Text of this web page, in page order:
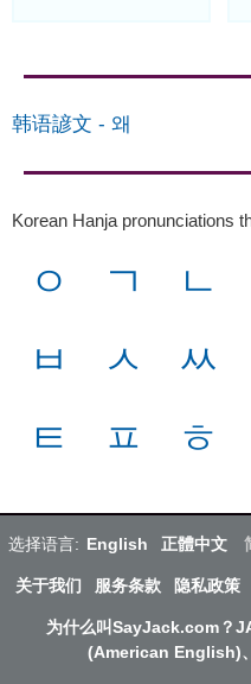
韩语諺文 - 왜
Korean Hanja pronunciations
ㅇ ㄱ ㄴ
ㅂ
ㅅ ㅆ
ㅌ
ㅍ ㅎ
选择语言: English 正體中文
关于我们 服务条款 隐私政策
为什么叫SayJack.com？
(American English)